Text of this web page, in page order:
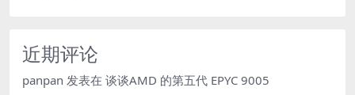
近期评论
panpan 发表在 谈谈AMD 的第五代 EPYC 9005